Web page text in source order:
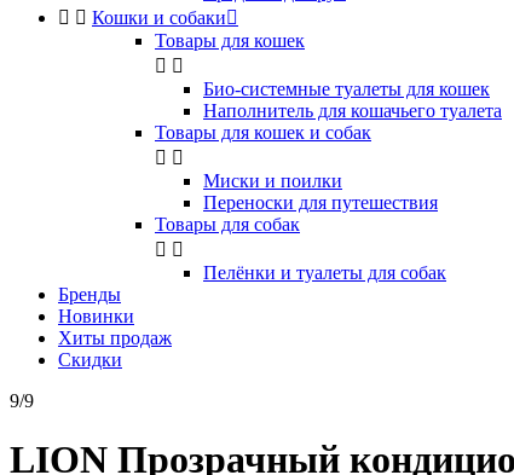
  Кошки и собаки
Товары для кошек
 
Био-системные туалеты для кошек
Наполнитель для кошачьего туалета
Товары для кошек и собак
 
Миски и поилки
Переноски для путешествия
Товары для собак
 
Пелёнки и туалеты для собак
Бренды
Новинки
Хиты продаж
Скидки
9/9
LION Прозрачный